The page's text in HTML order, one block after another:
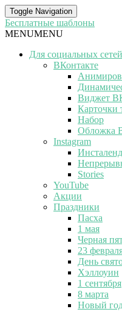
Toggle Navigation
Бесплатные шаблоны
MENUMENU
Для социальных сетей
ВКонтакте
Виджет
Карточки
Набор
Обложка
Instagram
Stories
YouTube
Акции
Праздники
Пасха
1 мая
Черная
23
День
Хэллоуин
1 сентября
8 марта
Новый